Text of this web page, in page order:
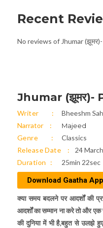
Recent
No reviews of Jhumar
Jhumar (झूमर)-
Writer
Bheeshm
Narrator
Majeed
Genre
Classics
Release Date
24
Duration
25min 22sec
Download Gaatha App
क्या समय बदलने पर आदर्शों की
आदर्शों का सम्मान ना करे तो और एक
की दुनिया में भी है,बहुत से उलझे